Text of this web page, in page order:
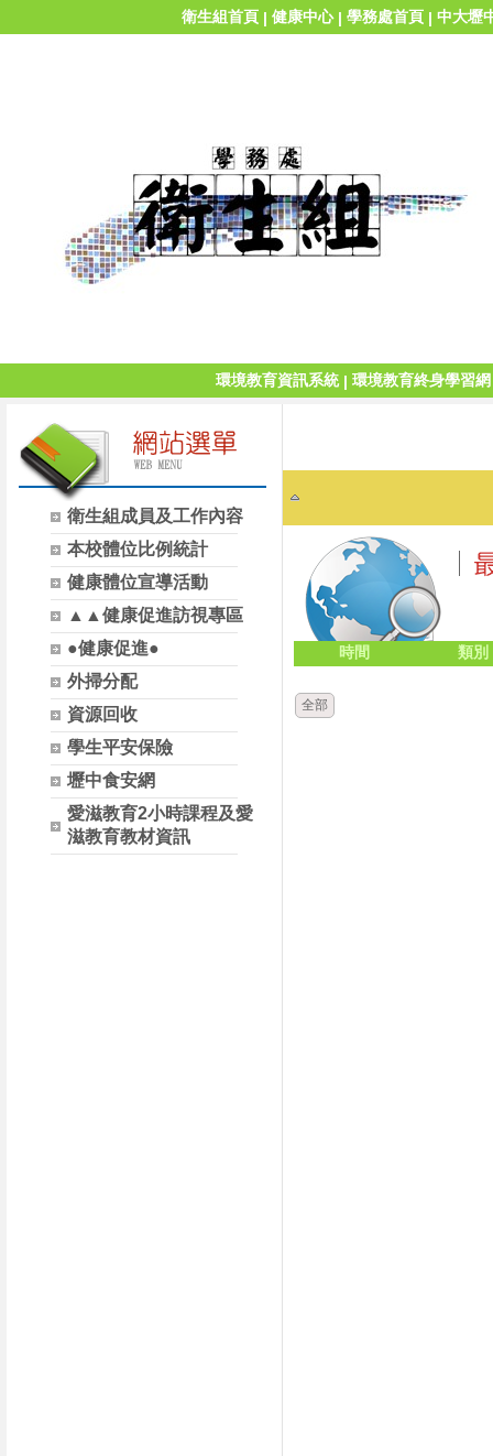
衛生組首頁 | 健康中心| 學務處首頁 | 中大壢
環境教育資訊系統| 環境教育終身學習網
衛生組成員及工作內容
本校體位比例統計
健康體位宣導活動
▲▲健康促進訪視專區
●健康促進●
外掃分配
資源回收
學生平安保險
壢中食安網
愛滋教育2小時課程及愛
滋教育教材資訊
時間 類別
全部